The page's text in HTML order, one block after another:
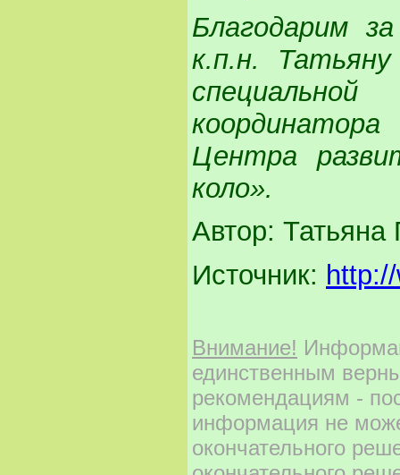
Благодарим
к.п.н.
Центра
коло».
Автор: Татьяна
Источник:
Внимание!
единственным
рекомендациям -
информация не
окончательного